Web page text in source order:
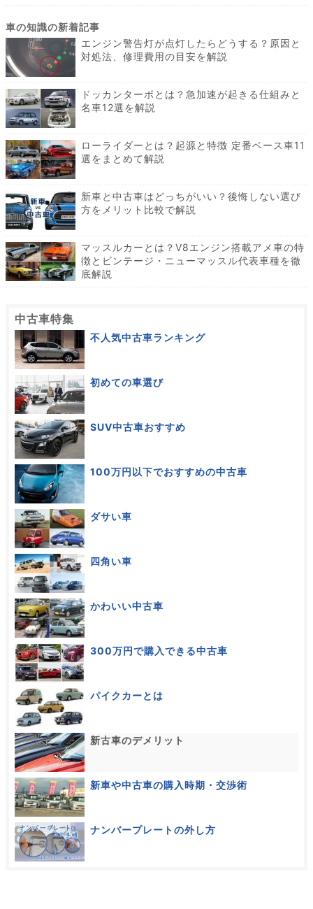
エンジン警告灯が点灯したらどうする？原因と
対処法、修理費用の目安を解説
ドッカンターボとは？急加速が起きる仕組みと
名車12選を解説
ローライダーとは？起源と特徴 定番ベース車11
選をまとめて解説
新車と中古車はどっちがいい？後悔しない選び
方をメリット比較で解説
マッスルカーとは？V8エンジン搭載アメ車の特
徴とビンテージ・ニューマッスル代表車種を徹
底解説
中古車特集
不人気中古車ランキング
初めての車選び
SUV中古車おすすめ
100万円以下でおすすめの中古車
ダサい車
四角い車
かわいい中古車
300万円で購入できる中古車
パイクカーとは
新古車のデメリット
新車や中古車の購入時期・交渉術
ナンバープレートの外し方